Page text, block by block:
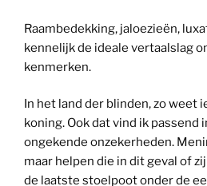
Raambedekking, jaloezieën,
kennelijk de ideale vertaalslag
kenmerken.
In het land der blinden, zo weet
koning. Ook dat vind ik passend
ongekende onzekerheden.
maar helpen die in dit geval of
de laatste stoelpoot onder de